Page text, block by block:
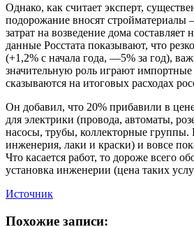
Однако, как считает эксперт,
подорожание вносят стройматериалы
затрат на возведение дома составляет
данные Росстата показывают, что
(+1,2% с начала года, —5% за год),
значительную роль играют
сказываются на итоговых расходах
Он добавил, что 20% прибавили в
для электрики (провода, автоматы,
насосы, трубы, коллекторные группы.
инженерия, лаки и краски) и вовсе
Что касается работ, то дороже всего
установка инженерии (цена таких
Источник
Похожие записи: